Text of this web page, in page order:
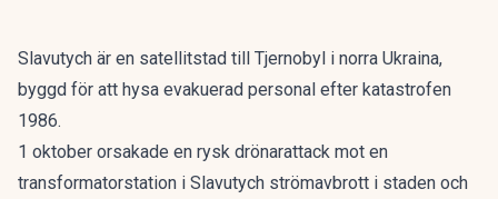
Slavutych är en satellitstad till Tjernobyl i norra Ukraina,
byggd för att hysa evakuerad personal efter katastrofen
1986.
1 oktober orsakade en rysk drönarattack mot en
transformatorstation i Slavutych strömavbrott i staden och